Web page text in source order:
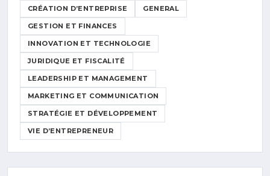
CRÉATION D’ENTREPRISE GENERAL
GESTION ET FINANCES
INNOVATION ET TECHNOLOGIE
JURIDIQUE ET FISCALITÉ
LEADERSHIP ET MANAGEMENT
MARKETING ET COMMUNICATION
STRATÉGIE ET DÉVELOPPEMENT
VIE D’ENTREPRENEUR